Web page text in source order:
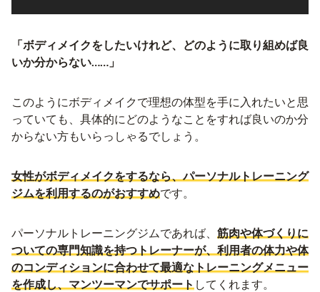
「ボディメイクをしたいけれど、どのように取り組めば良
いか分からない……」
このようにボディメイクで理想の体型を手に入れたいと思
っていても、具体的にどのようなことをすれば良いのか分
からない方もいらっしゃるでしょう。
女性がボディメイクをするなら、パーソナルトレーニング
ジムを利用するのがおすすめです。
パーソナルトレーニングジムであれば、 筋肉や体づくりに
ついての専門知識を持つトレーナーが、利用者の体力や体
のコンディションに合わせて最適なトレーニングメニュー
を作成し、マンツーマンでサポートしてくれます。